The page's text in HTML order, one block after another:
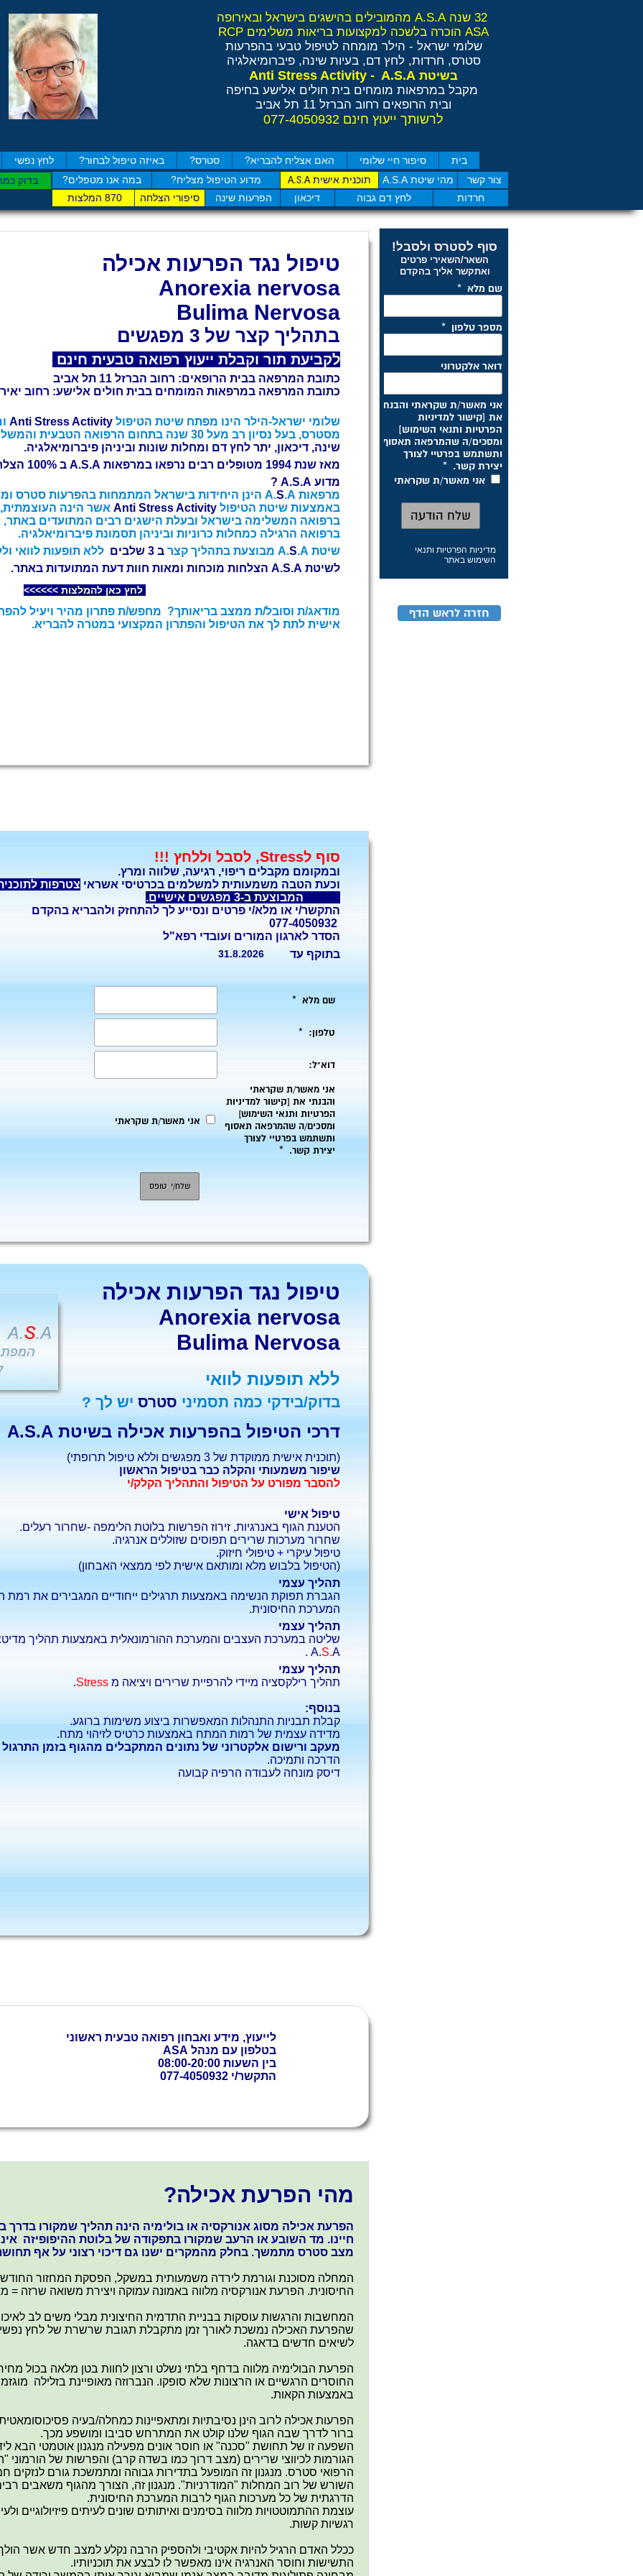
סוף לסטרס ולסבל!
השאר/השאירי פרטים
ואתקשר אליך בהקדם
מדיניות הפרטיות ותנאי
השימוש באתר
חזרה לראש הדף
בית סיפור חיי שלומי האם אצליח להבריא? סטרס? באיזה טיפול לבחור? לחץ נפשי
צור קשר מהי שיטת A.S.A תוכנית אישיתA.S.A
חרדות
לחץ דם גבוה דיכאון
מדוע הטיפול מצליח?
במה אנו מטפלים?
הפרעות שינה
סיפורי הצלחה 870 המלצות
בדוק
32 שנה A.S.A מהמובילים בהישגים בישראל ובאירופה
ASA הוכרה בלשכה למקצועות בריאות משלימים RCP
שלומי ישראל - הילר מומחה לטיפול טבעי בהפרעות
סטרס, חרדות, לחץ דם, בעיות שינה, פיברומיאלגיה
בשיטתAnti Stress Activity - A.S.A
מקבל במרפאות מומחים בית חולים אלישע בחיפה
ובית הרופאים רחוב הברזל 11 תל אביב
לרשותך ייעוץ חינם 077-4050932
מהי הפרעת אכילה?
הפרעת אכילה מסוג אנורקסיה או בולימיה הינה תהליך שמקורו בדרך
חיינו. מד השובע או הרעב שמקורו בתפקודה של בלוטת ההיפופיזה
מצב סטרס מתמשך. בחלק מהמקרים ישנו גם דיכוי רצוני על אף
המחלה מסוכנת וגורמת לירדה משמעותית במשקל, הפסקת המחזור
החיסונית. הפרעת אנורקסיה מלווה באמונה עמוקה ויצירת משואה שרזה =
המחשבות והרגשות עוסקות בבניית התדמית החיצונית מבלי משים לב
שהפרעת האכילה נמשכת לאורך זמן מתקבלת תגובת שרשרת של לחץ נפשי
לשיאים חדשים בדאגה.
הפרעת הבולימיה מלווה בדחף בלתי נשלט ורצון לחוות בטן מלאה בכול מחיר
החוסרים הרגשיים או הרצונות שלא סופקו. הנברוזה מאופיינת בזלילה
באמצעות הקאות.
הפרעות אכילה לרוב הינן נסיבתיות ומתאפיינות כמחלה/בעיה
ברור לדרך שבה הגוף שלנו קולט את המתרחש סביבו ומושפע מכך.
השפעה זו של תחושת "סכנה" או חוסר אונים מפעילה מנגנון אוטמטי הבא
הגורמות לכיווצי שרירים (מצב דרוך כמו בשדה קרב) והפרשות של הורמוני
הרפואי סטרס. מנגנון זה המופעל בתדירות גבוהה ומתמשכת גורם לנזקים
השורש של רוב המחלות "המודרניות". מנגנון זה, הצורך מהגוף משאבים
הדרגתית של כל מערכות הגוף לרבות המערכת החיסונית.
עוצמת ההתמוטטויות מלווה בסימנים ואיתותים שונים לעיתים פיזיולוגיים
רגשיות קשות.
ככלל האדם הרגיל להיות אקטיבי ולהספיק הרבה נקלע למצב חדש אשר
התשישות וחוסר האנרגיה אינו מאפשר לו לבצע את תוכניותיו.
סוף לStress, לסבל וללחץ !!!
ובמקומם מקבלים ריפוי, רגיעה, שלווה ומרץ.
וכעת הטבה משמעותית למשלמים בכרטיסי אשראי צטרפות
התקשר/י או מלא/י פרטים ונסייע לך להתחזק ולהבריא בהקדם
הסדר לארגון המורים ועובדי רפא"ל
בתוקף עד
31.8.2026
טיפול נגד הפרעות אכילה
Anorexia nervosa
Bulima Nervosa
בתהליך קצר של 3 מפגשים
לקביעת תור וקבלת ייעוץ רפואה טבעית חינם
כתובת המרפאה בבית הרופאים: רחוב הברזל 11 תל אביב
כתובת המרפאה במרפאות המומחים בבית חולים אלישע: רחוב יאיר כץ 12
שלומי ישראל-הילר הינו מפתח שיטת הטיפול Anti Stress Activity
מסטרס, בעל נסיון רב מעל 30 שנה בתחום הרפואה הטבעית והמשלימה
שינה, דיכאון, יתר לחץ דם ומחלות שונות וביניהן פיברומיאלגיה.
מאז שנת 1994 מטופלים רבים נרפאו במרפאות A.S.A ב 100% הצלחה.
מדוע A.S.A ?
מרפאות A.
S.A הינן היחידות בישראל המתמחות בהפרעות
סטרס
באמצעות שיטת הטיפול
אשר הינה
ברפואה המשלימה בישראל ובעלת הישגים רבים המתועדים באתר,
ברפואה הרגילה כמחלות כרוניות וביניהן תסמונת פיברומיאלגיה.
שיטת A.
S.A מבוצעת בתהליך קצר ב 3 שלבים
ללא תופעות לוואי
לשיטת A.S.A הצלחות מוכחות ומאות חוות דעת המתועדות באתר.
לחץ כאן להמלצות >>>>>>
מודאג/ת וסובל/ת ממצב בריאותך? מחפש/ת פתרון מהיר ויעיל
אישית לתת לך את הטיפול והפתרון המקצועי במטרה להבריא.
טיפול נגד הפרעות אכילה
Anorexia nervosa
Bulima Nervosa
ללא תופעות לוואי
בדוק/בידקי כמה תסמיני סטרס יש לך ?
דרכי הטיפול בהפרעות אכילה בשיטת A.S.A
(תוכנית אישית ממוקדת של 3 מפגשים וללא טיפול תרופתי)
שיפור משמעותי והקלה כבר בטיפול הראשון
להסבר מפורט על הטיפול והתהליך הקלק/י
טיפול אישי
הטענת הגוף באנרגיות, זירוז הפרשות בלוטת הלימפה -שחרור רעלים.
שחרור מערכות שרירים תפוסים שזוללים אנרגיה.
טיפול עיקרי + טיפולי חיזוק.
(הטיפול בלבוש מלא ומותאם אישית לפי ממצאי האבחון)
תהליך עצמי
הגברת תפוקת הנשימה באמצעות תרגילים ייחודיים המגבירים את רמת
המערכת החיסונית.
תהליך עצמי
שליטה במערכת העצבים והמערכת ההורמונאלית באמצעות תהליך
A.S.A .
תהליך עצמי
תהליך רילקסציה מיידי להרפיית שרירים ויציאה מ Stress
.
בנוסף:
קבלת תבניות התנהלות המאפשרות ביצוע משימות ברוגע.
מדידה עצמית של רמות המתח באמצעות כרטיס לזיהוי מתח.
מעקב ורישום אלקטרוני של נתונים המתקבלים מהגוף בזמן התרגול
הדרכה ותמיכה.
דיסק מונחה לעבודה הרפיה קבועה
לייעוץ, מידע ואבחון רפואה טבעית ראשוני
בטלפון עם מנהל ASA
בין השעות 08:00-20:00
התקשר/י 077-4050932